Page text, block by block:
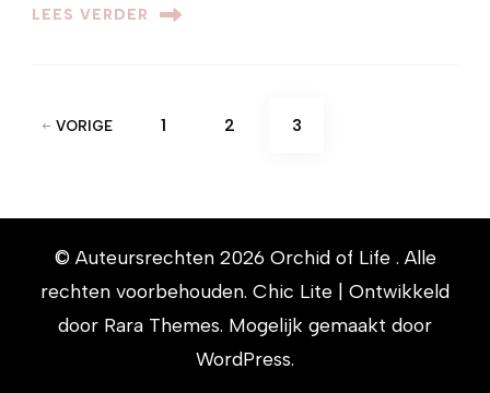
LEES VERDER
Berichten
VORIGE PAGINA
1 PAGINA
2 PAGINA
3
© Auteursrechten 2026 Orchid of Life . Alle
rechten voorbehouden. Chic Lite | Ontwikkeld
door Rara Themes. Mogelijk gemaakt door
WordPress.